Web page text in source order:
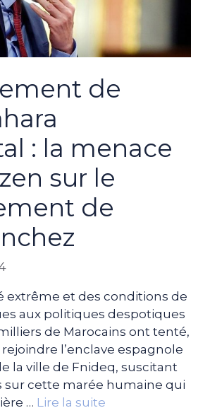
de
: la menace
sur le
de
extrême et des conditions de
aux politiques despotiques
de Marocains ont tenté,
l’enclave espagnole
la ville de Fnideq, suscitant
sur cette marée humaine qui
… Lire la suite